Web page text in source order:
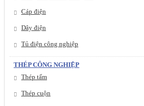
Cáp điện
Dây điện
Tủ điện công nghiệp
THÉP CÔNG NGHIỆP
Thép tấm
Thép cuộn